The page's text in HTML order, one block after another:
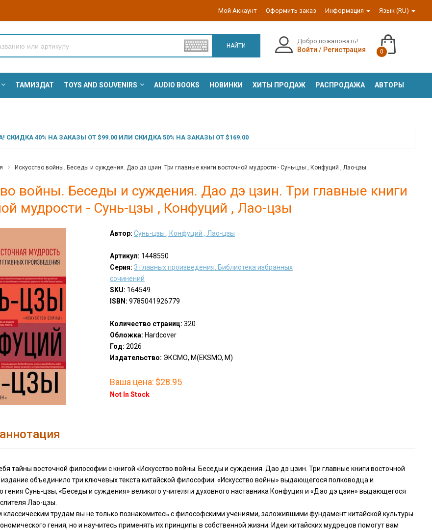
Мой Аккаунт Оформить заказ Информация Язык (RU)
НАЙТИ
Добро пожаловать!
Войти / Регистрация 0
ТАМИЗДАТ TOYS AND SOUVENIRS AUDIO BOOKS НОВИНКИ ХИТЫ ПРОДАЖ РАСПРОДАЖА АВТОРЫ
40% НА ЗАКАЗЫ ОТ $99.00 ИЛИ СКИДКА 50% НА ЗАКАЗЫ ОТ $169.00
Искусство войны. Беседы и суждения. Дао дэ цзин. Три главные книги восточной мудрости - Сунь-цзы , Конфуций , Лао-цзы
войны. Беседы и суждения. Дао дэ цзин. Три главные книги
мудрости - Сунь-цзы , Конфуций , Лао-цзы
Автор: Сунь-цзы , Конфуций , Лао-цзы
Артикул: 1448550
Серия: 3 главных произведения. Библиотека избранных
сочинений
SKU: 164549
ISBN: 9785041926779
Количество страниц: 320
Обложка: Hardcover
Год: 2026
Издательство: ЭКСМО, М(EKSMO, M)
Ваша цена: $28.95
Not In Stock
тайны восточной философии с книгой «Искусство войны. Беседы и суждения. Дао дэ цзин. Три главные книги восточной
объединило три ключевых текста китайской философии: «Искусство войны» выдающегося полководца и
гения Сунь-цзы, «Беседы и суждения» великого учителя и духовного наставника Конфуция и «Дао дэ цзин» выдающегося
Лао-цзы.
классическим трудам вы не только познакомитесь с философскими учениями, заложившими фундамент китайской культуры
гения, но и научитесь применять их принципы в собственной жизни. Идеи китайских мудрецов помогут вам